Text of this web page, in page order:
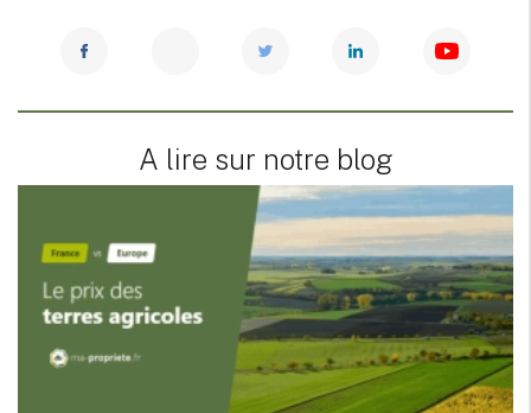
A lire sur notre blog